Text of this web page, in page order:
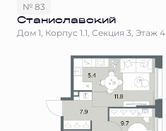
№ 83
Станиславский
Дом 1, Корпус 1.1, Секция 3, Этаж 4